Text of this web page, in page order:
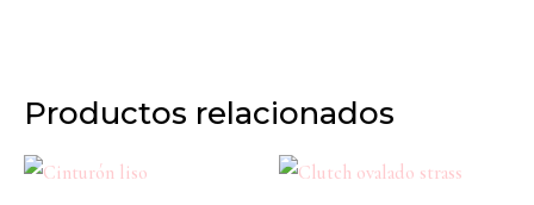
Productos relacionados